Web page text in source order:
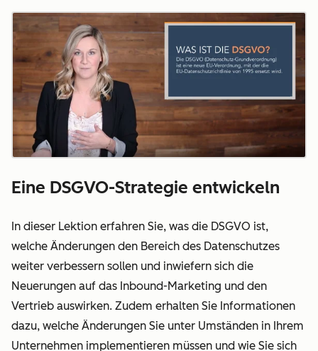
Eine DSGVO-Strategie entwickeln
In dieser Lektion erfahren Sie, was die DSGVO ist,
welche Änderungen den Bereich des Datenschutzes
weiter verbessern sollen und inwiefern sich die
Neuerungen auf das Inbound-Marketing und den
Vertrieb auswirken. Zudem erhalten Sie Informationen
dazu, welche Änderungen Sie unter Umständen in Ihrem
Unternehmen implementieren müssen und wie Sie sich